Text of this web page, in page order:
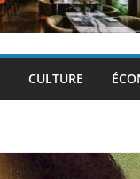
CULTURE